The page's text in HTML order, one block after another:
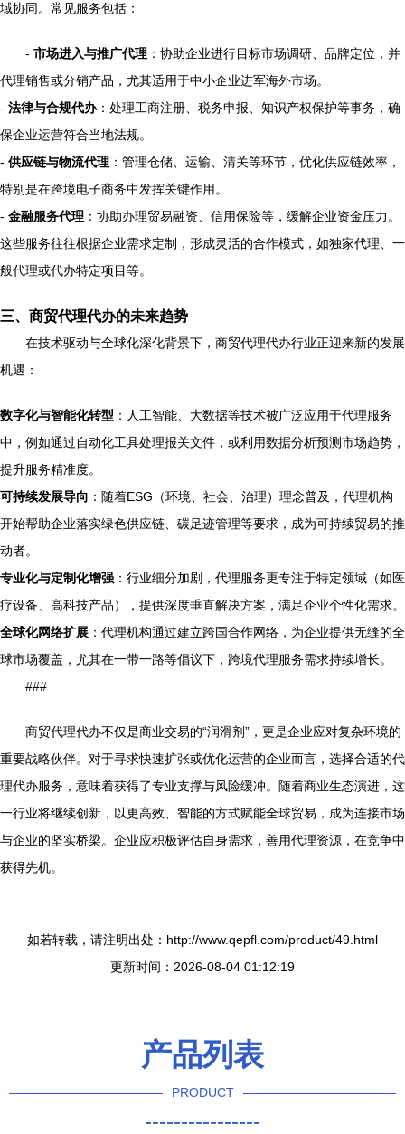
域协同。常见服务包括：
- 市场进入与推广代理 ：协助企业进行目标市场调研、品牌定位，并
代理销售或分销产品，尤其适用于中小企业进军海外市场。
- 法律与合规代办：处理工商注册、税务申报、知识产权保护等事务，确
保企业运营符合当地法规。
- 供应链与物流代理 ：管理仓储、运输、清关等环节，优化供应链效率，
特别是在跨境电子商务中发挥关键作用。
- 金融服务代理 ：协助办理贸易融资、信用保险等，缓解企业资金压力。
这些服务往往根据企业需求定制，形成灵活的合作模式，如独家代理、一
般代理或代办特定项目等。
三、商贸代理代办的未来趋势
在技术驱动与全球化深化背景下，商贸代理代办行业正迎来新的发展
机遇：
数字化与智能化转型 ：人工智能、大数据等技术被广泛应用于代理服务
中，例如通过自动化工具处理报关文件，或利用数据分析预测市场趋势，
提升服务精准度。
可持续发展导向 ：随着ESG（环境、社会、治理）理念普及，代理机构
开始帮助企业落实绿色供应链、碳足迹管理等要求，成为可持续贸易的推
动者。
专业化与定制化增强 ：行业细分加剧，代理服务更专注于特定领域（如医
疗设备、高科技产品），提供深度垂直解决方案，满足企业个性化需求。
全球化网络扩展 ：代理机构通过建立跨国合作网络，为企业提供无缝的全
球市场覆盖，尤其在一带一路等倡议下，跨境代理服务需求持续增长。
###
商贸代理代办不仅是商业交易的“润滑剂”，更是企业应对复杂环境的
重要战略伙伴。对于寻求快速扩张或优化运营的企业而言，选择合适的代
理代办服务，意味着获得了专业支撑与风险缓冲。随着商业生态演进，这
一行业将继续创新，以更高效、智能的方式赋能全球贸易，成为连接市场
与企业的坚实桥梁。企业应积极评估自身需求，善用代理资源，在竞争中
获得先机。
如若转载，请注明出处：http://www.qepfl.com/product/49.html
更新时间：2026-08-04 01:12:19
产品列表
PRODUCT
----------------